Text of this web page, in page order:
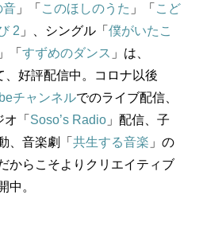
音 」「 このほしのうた 」「 こど
2 」、シングル「 僕がいたこ
」「 すずめのダンス 」は、
、好評配信中。コロナ以後
チャンネルでのライブ配信、
「 Soso’s Radio 」配信、子
、音楽劇「 共生する音楽 」の
からこそよりクリエイティブ
中。